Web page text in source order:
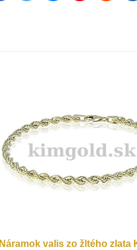
Náramok valis zo žltého zlata